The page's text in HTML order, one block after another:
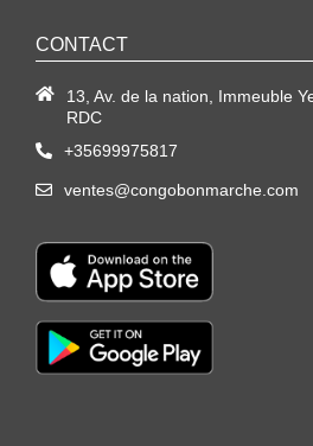
CONTACT
13, Av. de la nation, Immeuble
RDC
+35699975817
ventes@congobonmarche.com